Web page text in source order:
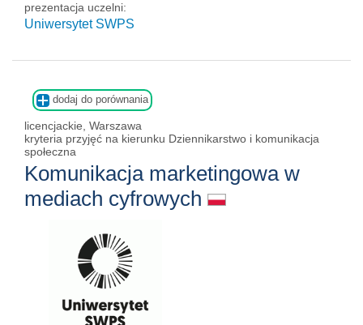
prezentacja uczelni:
Uniwersytet SWPS
dodaj do porównania
licencjackie, Warszawa
kryteria przyjęć na kierunku Dziennikarstwo i komunikacja
społeczna
Komunikacja marketingowa w
mediach cyfrowych